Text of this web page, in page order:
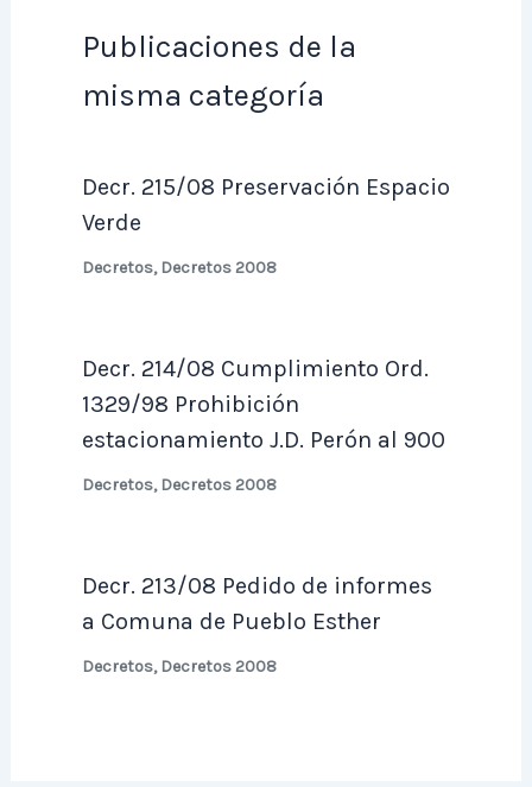
Publicaciones de la
misma categoría
Decr. 215/08 Preservación Espacio
Verde
Decretos, Decretos 2008
Decr. 214/08 Cumplimiento Ord.
1329/98 Prohibición
estacionamiento J.D. Perón al 900
Decretos, Decretos 2008
Decr. 213/08 Pedido de informes
a Comuna de Pueblo Esther
Decretos, Decretos 2008